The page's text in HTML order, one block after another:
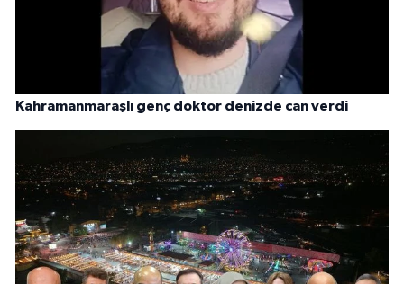
Kahramanmaraşlı genç doktor denizde can verdi